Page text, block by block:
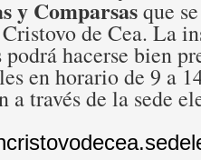
y Comparsasque
de Cea. La
hacerse bien
en horario de 9 a
a través de la sede